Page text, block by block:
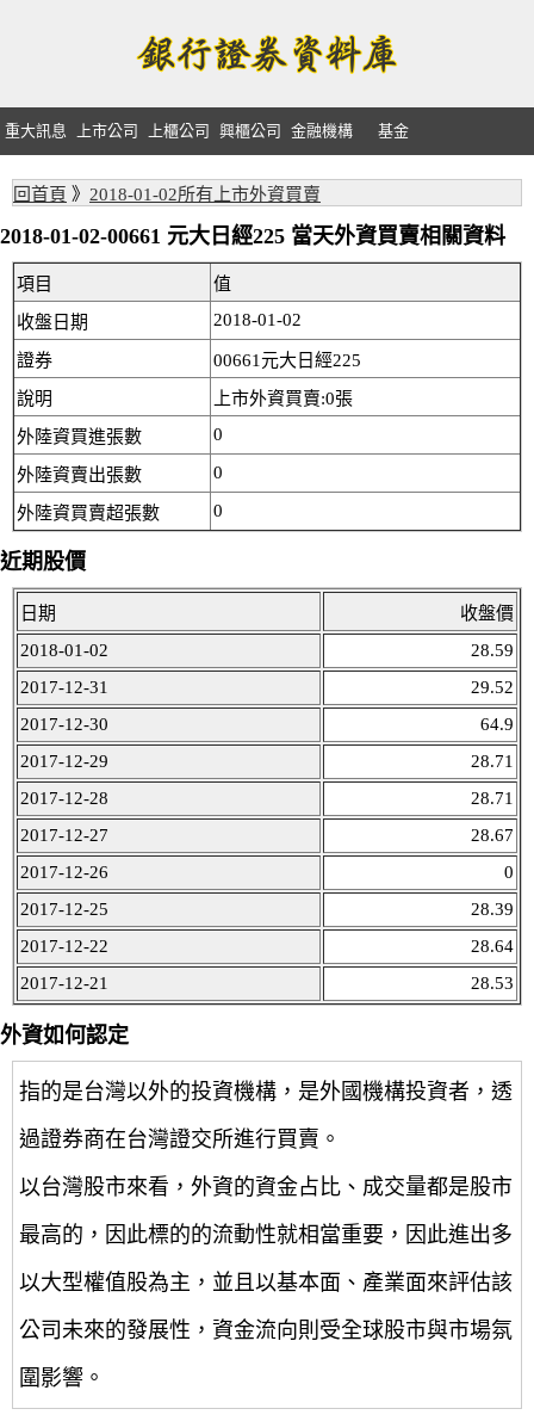
重大訊息 上市公司 上櫃公司 興櫃公司 金融機構 基金
回首頁 》 2018-01-02所有上市外資買賣
2018-01-02-00661 元大日經225 當天外資買賣相關資料
項目
值
收盤日期
2018-01-02
證券
00661元大日經225
說明
上市外資買賣:0張
外陸資買進張數
0
外陸資賣出張數 0
外陸資買賣超張數 0
近期股價
日期
收盤價
2018-01-02
28.59
2017-12-31
29.52
2017-12-30
64.9
2017-12-29
28.71
2017-12-28
28.71
2017-12-27
28.67
2017-12-26
0
2017-12-25
28.39
2017-12-22
28.64
2017-12-21
28.53
外資如何認定
指的是台灣以外的投資機構，是外國機構投資者，透
過證券商在台灣證交所進行買賣。
以台灣股市來看，外資的資金占比、成交量都是股市
最高的，因此標的的流動性就相當重要，因此進出多
以大型權值股為主，並且以基本面、產業面來評估該
公司未來的發展性，資金流向則受全球股市與市場氛
圍影響。